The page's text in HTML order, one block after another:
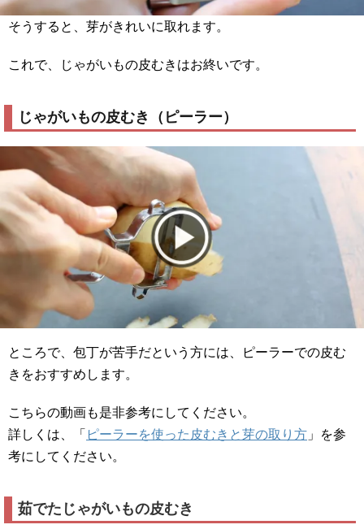
そうすると、芽がきれいに取れます。
これで、じゃがいもの皮むきはお終いです。
じゃがいもの皮むき（ピーラー）
ところで、包丁が苦手だという方には、ピーラーでの皮む
きをおすすめします。
こちらの動画も是非参考にしてください。
詳しくは、「 ピーラーを使った皮むきと芽の取り方 」を参
考にしてください。
茹でたじゃがいもの皮むき